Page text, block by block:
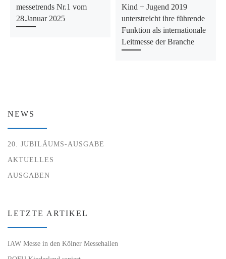
messetrends Nr.1 vom
28.Januar 2025
Kind + Jugend 2019
unterstreicht ihre führende
Funktion als internationale
Leitmesse der Branche
NEWS
20. JUBILÄUMS-AUSGABE
AKTUELLES
AUSGABEN
LETZTE ARTIKEL
IAW Messe in den Kölner Messehallen